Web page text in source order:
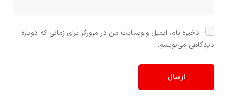
ذخیره نام، ایمیل و وبسایت من در مرورگر برای زمانی که دوباره
دیدگاهی می‌نویسم.